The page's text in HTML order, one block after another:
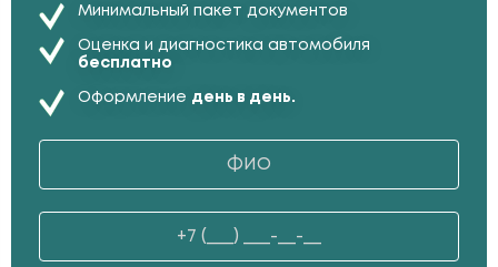
Минимальный пакет документов
Оценка и диагностика автомобиля
бесплатно
Оформление день в день.